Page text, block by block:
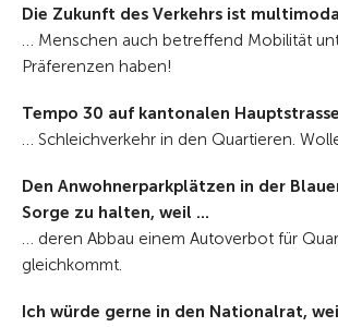
Die Zukunft des Verkehrs ist
… Menschen auch betreffend Mobilität
Präferenzen haben!
Tempo 30 auf kantonalen
… Schleichverkehr in den Quartieren.
Den Anwohnerparkplätzen in der
Sorge zu halten, weil ...
… deren Abbau einem Autoverbot für
gleichkommt.
Ich würde gerne in den Nationalrat,